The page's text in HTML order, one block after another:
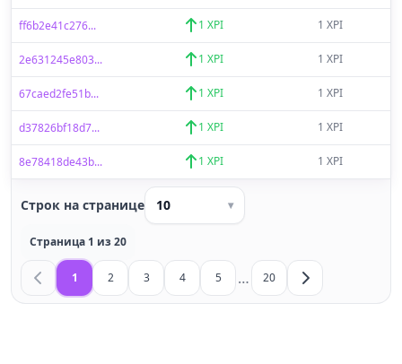
ff6b2e41c276... 1 XPI 1 XPI
2e631245e803... 1 XPI 1 XPI
67caed2fe51b... 1 XPI 1 XPI
d37826bf18d7... 1 XPI 1 XPI
8e78418de43b... 1 XPI 1 XPI
Строк на странице 10 ▾
Страница 1 из 20
1 2 3 4 5 … 20